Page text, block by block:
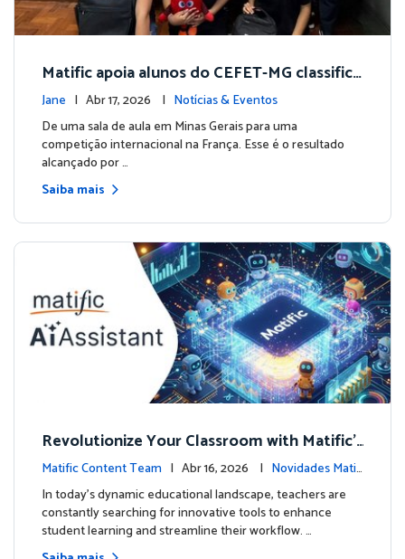
Matific apoia alunos do CEFET-MG classifica
dos para a Olimpíada Internacional de Mate
mática na França
Jane | Abr 17, 2026 | Notícias & Eventos
De uma sala de aula em Minas Gerais para uma
competição internacional na França. Esse é o resultado
alcançado por …
Saiba mais
Revolutionize Your Classroom with Matific's
AI-Powered Teacher Assistant
Matific Content Team | Abr 16, 2026 | Novidades Matifi
cIn today's dynamic educational landscape, teachers are
constantly searching for innovative tools to enhance
student learning and streamline their workflow. …